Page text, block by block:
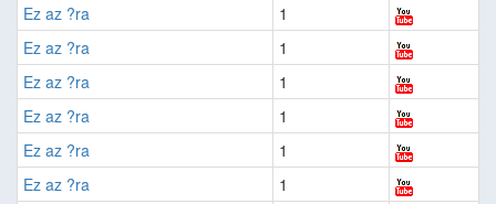
Ez az ?ra
1
Ez az ?ra
1
Ez az ?ra
1
Ez az ?ra
1
Ez az ?ra
1
Ez az ?ra
1